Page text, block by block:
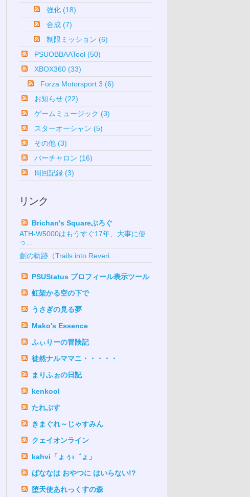
強化 (18)
合成 (7)
制限ミッション (6)
PSUOBBAATool (50)
XBOX360 (33)
Forza Motorsport 3 (6)
お知らせ (22)
ゲームミュージック (3)
スターオーシャン (5)
その他 (3)
バーチャロン (16)
周回記録 (3)
リンク
Brichan's Squareぶろぐ
ATH-W5000はもうすぐ17年、大事に使
っ...
創の軌跡（Trails into Reveri...
PSUStatus プロフィール表示ツール
虹架かる空の下で
うさぎの見る夢
Mako's Essence
ふぃりーの冒険記
徒然ナルママニ・・・・・
まりふぉの日記
kenkool
たれぷす
きまぐれ～じゃすみん
クェイオンライン
kahvi「ょぅι゛ょ」
ばななは おやつに はいらない!?
堕天使あれっくすの森